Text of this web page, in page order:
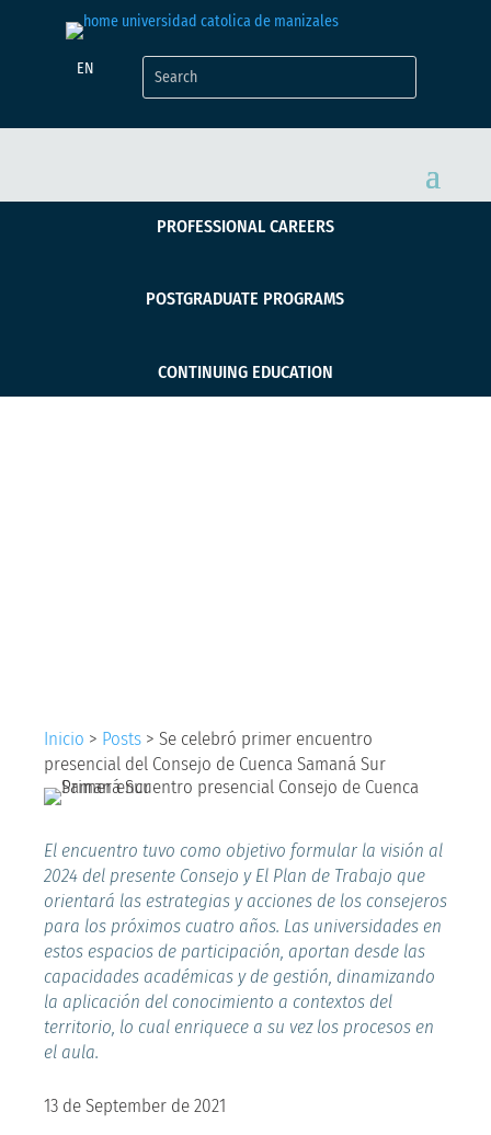
EN
PROFESSIONAL CAREERS
POSTGRADUATE PROGRAMS
CONTINUING EDUCATION
Inicio > Posts > Se celebró primer encuentro
presencial del Consejo de Cuenca Samaná Sur
El encuentro tuvo como objetivo formular la visión al
2024 del presente Consejo y El Plan de Trabajo que
orientará las estrategias y acciones de los consejeros
para los próximos cuatro años. Las universidades en
estos espacios de participación, aportan desde las
capacidades académicas y de gestión, dinamizando
la aplicación del conocimiento a contextos del
territorio, lo cual enriquece a su vez los procesos en
el aula.
13 de September de 2021